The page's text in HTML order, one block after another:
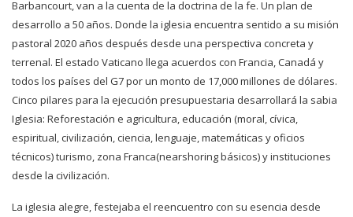
Barbancourt, van a la cuenta de la doctrina de la fe. Un plan de
desarrollo a 50 años. Donde la iglesia encuentra sentido a su misión
pastoral 2020 años después desde una perspectiva concreta y
terrenal. El estado Vaticano llega acuerdos con Francia, Canadá y
todos los países del G7 por un monto de 17,000 millones de dólares.
Cinco pilares para la ejecución presupuestaria desarrollará la sabia
Iglesia: Reforestación e agricultura, educación (moral, cívica,
espiritual, civilización, ciencia, lenguaje, matemáticas y oficios
técnicos) turismo, zona Franca(nearshoring básicos) y instituciones
desde la civilización.
La iglesia alegre, festejaba el reencuentro con su esencia desde